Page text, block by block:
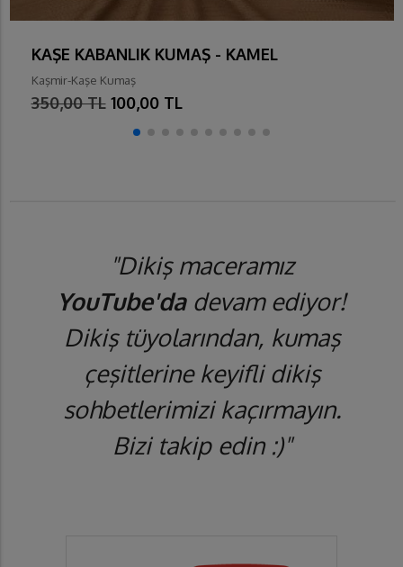
KAŞE KABANLIK KUMAŞ - KAMEL
Kaşmir-Kaşe Kumaş
350,00 TL 100,00 TL
"Dikiş maceramız
YouTube'dadevam ediyor!
Dikiş tüyolarından, kumaş
çeşitlerine keyifli dikiş
sohbetlerimizi kaçırmayın.
Bizi takip edin :)"